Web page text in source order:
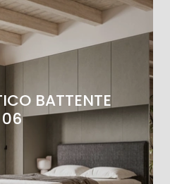
BATTENTE
06